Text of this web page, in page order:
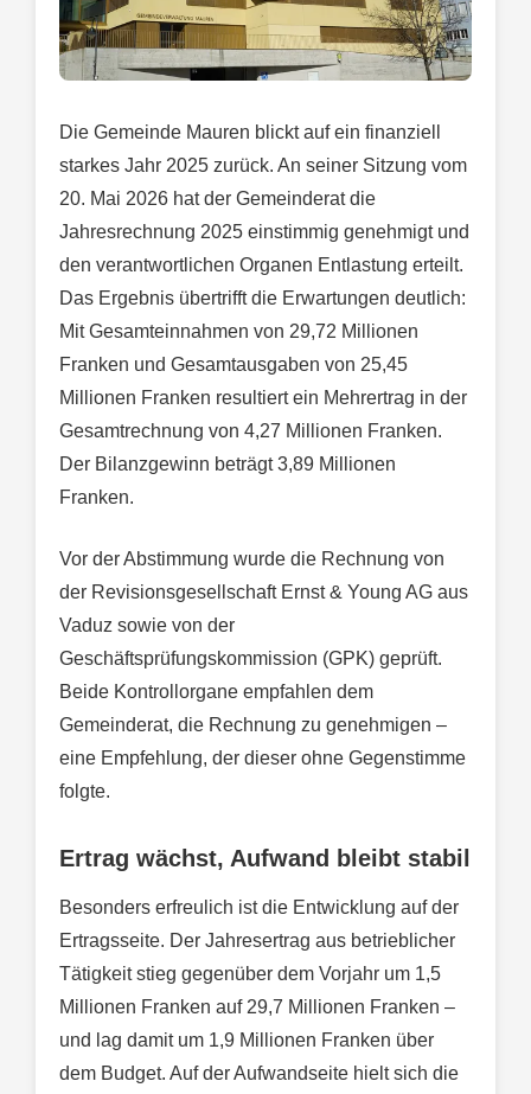
Die Gemeinde Mauren blickt auf ein finanziell
starkes Jahr 2025 zurück. An seiner Sitzung vom
20. Mai 2026 hat der Gemeinderat die
Jahresrechnung 2025 einstimmig genehmigt und
den verantwortlichen Organen Entlastung erteilt.
Das Ergebnis übertrifft die Erwartungen deutlich:
Mit Gesamteinnahmen von 29,72 Millionen
Franken und Gesamtausgaben von 25,45
Millionen Franken resultiert ein Mehrertrag in der
Gesamtrechnung von 4,27 Millionen Franken.
Der Bilanzgewinn beträgt 3,89 Millionen
Franken.
Vor der Abstimmung wurde die Rechnung von
der Revisionsgesellschaft Ernst & Young AG aus
Vaduz sowie von der
Geschäftsprüfungskommission (GPK) geprüft.
Beide Kontrollorgane empfahlen dem
Gemeinderat, die Rechnung zu genehmigen –
eine Empfehlung, der dieser ohne Gegenstimme
folgte.
Ertrag wächst, Aufwand bleibt stabil
Besonders erfreulich ist die Entwicklung auf der
Ertragsseite. Der Jahresertrag aus betrieblicher
Tätigkeit stieg gegenüber dem Vorjahr um 1,5
Millionen Franken auf 29,7 Millionen Franken –
und lag damit um 1,9 Millionen Franken über
dem Budget. Auf der Aufwandseite hielt sich die